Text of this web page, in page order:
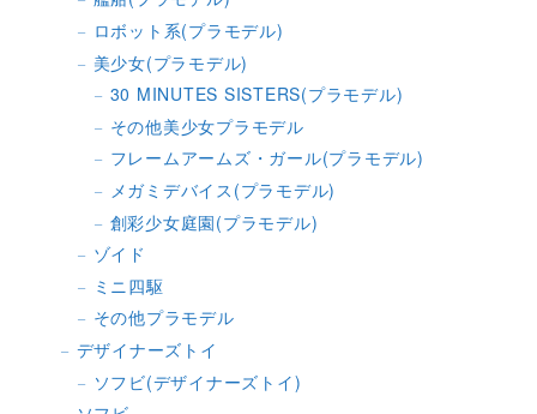
ロボット系(プラモデル)
美少女(プラモデル)
30 MINUTES SISTERS(プラモデル)
その他美少女プラモデル
フレームアームズ・ガール(プラモデル)
メガミデバイス(プラモデル)
創彩少女庭園(プラモデル)
ゾイド
ミニ四駆
その他プラモデル
デザイナーズトイ
ソフビ(デザイナーズトイ)